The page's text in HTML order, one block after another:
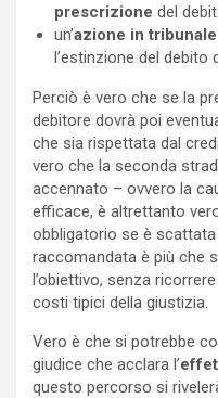
prescrizione del
un’azione in
l’estinzione del debito
Perciò è vero che se la
debitore dovrà poi
che sia rispettata dal
vero che la seconda
accennato – ovvero la
efficace, è altrettanto
obbligatorio se è
raccomandata è più che
l’obiettivo, senza
costi tipici della giustizia.
Vero è che si potrebbe
giudice che acclara l’
questo percorso si